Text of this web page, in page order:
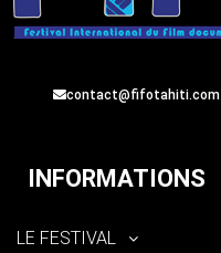
contact@fifotahiti.com
INFORMATIONS
LE FESTIVAL